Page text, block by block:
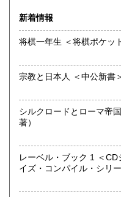
店頭で売れ、在庫が無い
ご寛容のほどお願いいた
沿線名：JR長崎駅から電
最寄駅：観光通り電停
営業時間：10:00〜11:30
書籍の買取について
新着情報
シルクロードとローマ帝国の興
著）
レーベル・ブック 1 ＜
イズ・コンパイル・シリ